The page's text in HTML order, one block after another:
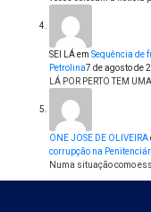
SEI LÁem Sequência de
Petrolina7 de agosto de
LÁ POR PERTO TEM
ONE JOSE DE OLIVEIRA
corrupção na
Numa situação como